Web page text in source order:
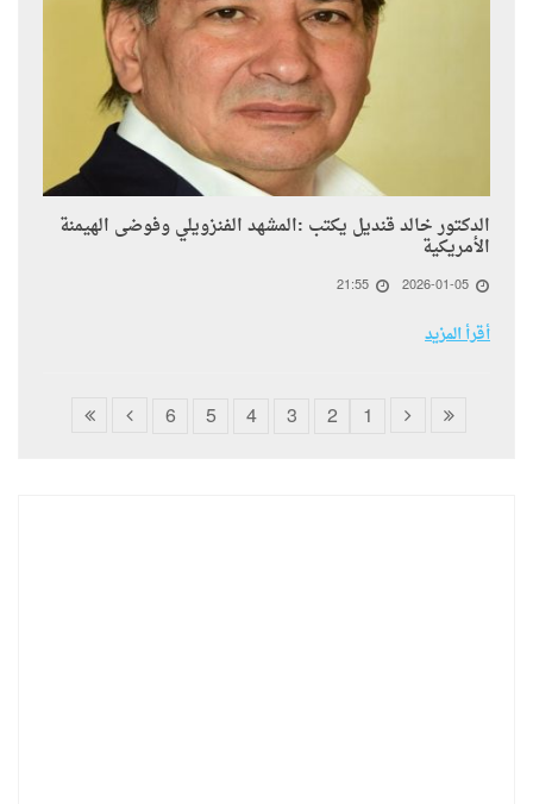
الدكتور خالد قنديل يكتب :المشهد الفنزويلي وفوضى الهيمنة
الأمريكية
2026-01-05
21:55
أقرأ المزيد
1
2
3
4
5
6